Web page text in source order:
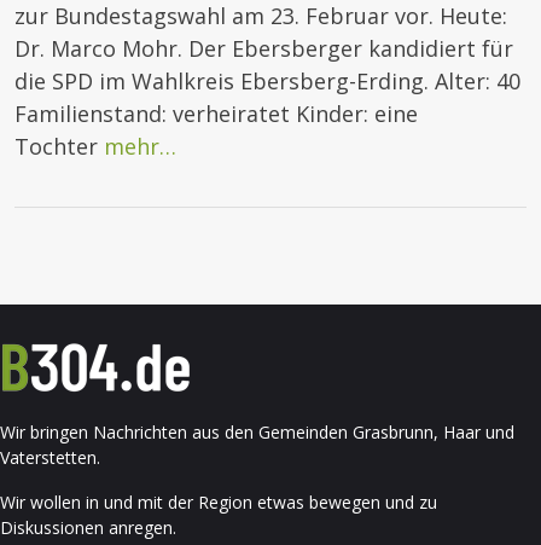
zur Bundestagswahl am 23. Februar vor. Heute:
Dr. Marco Mohr. Der Ebersberger kandidiert für
die SPD im Wahlkreis Ebersberg-Erding. Alter: 40
Familienstand: verheiratet Kinder: eine
Tochter mehr…
Wir bringen Nachrichten aus den Gemeinden Grasbrunn, Haar und
Vaterstetten.
Wir wollen in und mit der Region etwas bewegen und zu
Diskussionen anregen.